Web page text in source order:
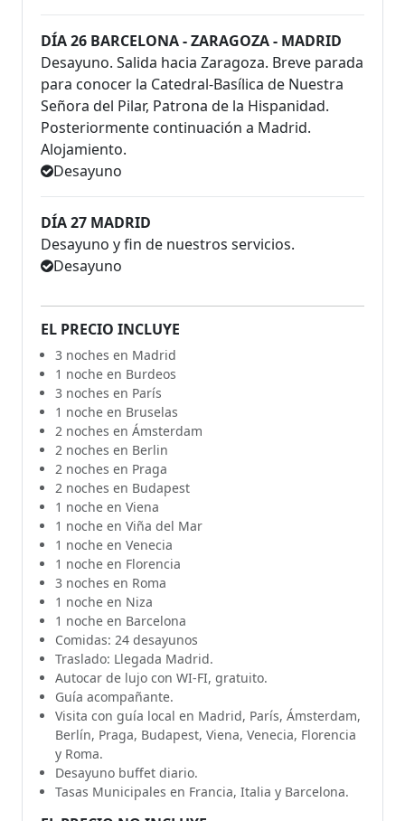
DÍA 26 BARCELONA - ZARAGOZA - MADRID
Desayuno. Salida hacia Zaragoza. Breve parada
para conocer la Catedral-Basílica de Nuestra
Señora del Pilar, Patrona de la Hispanidad.
Posteriormente continuación a Madrid.
Alojamiento.
Desayuno
DÍA 27 MADRID
Desayuno y fin de nuestros servicios.
Desayuno
EL PRECIO INCLUYE
3 noches en Madrid
1 noche en Burdeos
3 noches en París
1 noche en Bruselas
2 noches en Ámsterdam
2 noches en Berlin
2 noches en Praga
2 noches en Budapest
1 noche en Viena
1 noche en Viña del Mar
1 noche en Venecia
1 noche en Florencia
3 noches en Roma
1 noche en Niza
1 noche en Barcelona
Comidas: 24 desayunos
Traslado: Llegada Madrid.
Autocar de lujo con WI-FI, gratuito.
Guía acompañante.
Visita con guía local en Madrid, París, Ámsterdam,
Berlín, Praga, Budapest, Viena, Venecia, Florencia
y Roma.
Desayuno buffet diario.
Tasas Municipales en Francia, Italia y Barcelona.